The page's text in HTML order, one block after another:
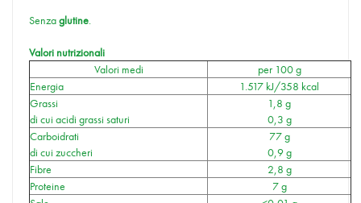
Senzaglutine.
Valori nutrizionali
Valori medi
per 100 g
Energia
1.517 kJ/358 kcal
Grassi
di cui acidi grassi saturi
1,8 g
0,3 g
Carboidrati
di cui zuccheri
77 g
0,9 g
Fibre
2,8 g
Proteine
7 g